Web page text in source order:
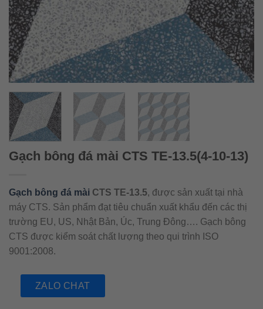
Gạch bông đá mài CTS TE-13.5(4-10-13)
Gạch bông đá mài CTS TE-13.5, được sản xuất tại nhà
máy CTS. Sản phẩm đạt tiêu chuẩn xuất khẩu đến các thị
trường EU, US, Nhật Bản, Úc, Trung Đông…. Gạch bông
CTS được kiểm soát chất lượng theo qui trình ISO
9001:2008.
ZALO CHAT